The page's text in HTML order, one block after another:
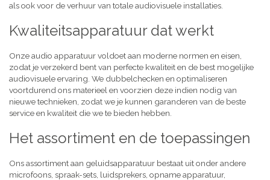
als ook voor de verhuur van totale audiovisuele installaties.
Kwaliteitsapparatuur dat werkt
Onze audio apparatuur voldoet aan moderne normen en eisen,
zodat je verzekerd bent van perfecte kwaliteit en de best mogelijke
audiovisuele ervaring. We dubbelchecken en optimaliseren
voortdurend ons materieel en voorzien deze indien nodig van
nieuwe technieken, zodat we je kunnen garanderen van de beste
service en kwaliteit die we te bieden hebben.
Het assortiment en de toepassingen
Ons assortiment aan geluidsapparatuur bestaat uit onder andere
microfoons, spraak-sets, luidsprekers, opname apparatuur,